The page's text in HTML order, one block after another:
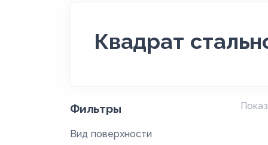
Квадрат
Фильтры
Вид поверхности